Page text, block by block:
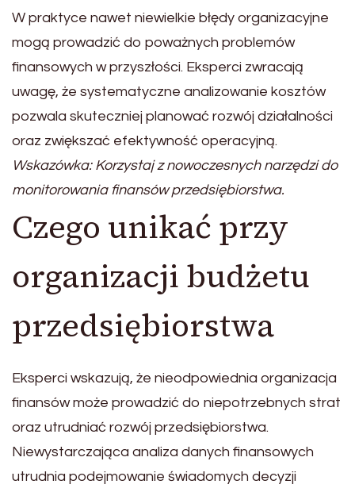
W praktyce nawet niewielkie błędy organizacyjne
mogą prowadzić do poważnych problemów
finansowych w przyszłości. Eksperci zwracają
uwagę, że systematyczne analizowanie kosztów
pozwala skuteczniej planować rozwój działalności
oraz zwiększać efektywność operacyjną.
Wskazówka: Korzystaj z nowoczesnych narzędzi do
monitorowania finansów przedsiębiorstwa.
Czego unikać przy
organizacji budżetu
przedsiębiorstwa
Eksperci wskazują, że nieodpowiednia organizacja
finansów może prowadzić do niepotrzebnych strat
oraz utrudniać rozwój przedsiębiorstwa.
Niewystarczająca analiza danych finansowych
utrudnia podejmowanie świadomych decyzji